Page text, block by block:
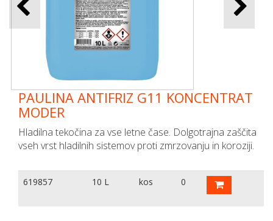
PAULINA ANTIFRIZ G11 KONCENTRAT
MODER
Hladilna tekočina za vse letne čase. Dolgotrajna zaščita
vseh vrst hladilnih sistemov proti zmrzovanju in koroziji.
619857 10 L kos 0